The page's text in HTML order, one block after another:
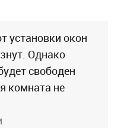
установки окон
Однако
свободен
комната не